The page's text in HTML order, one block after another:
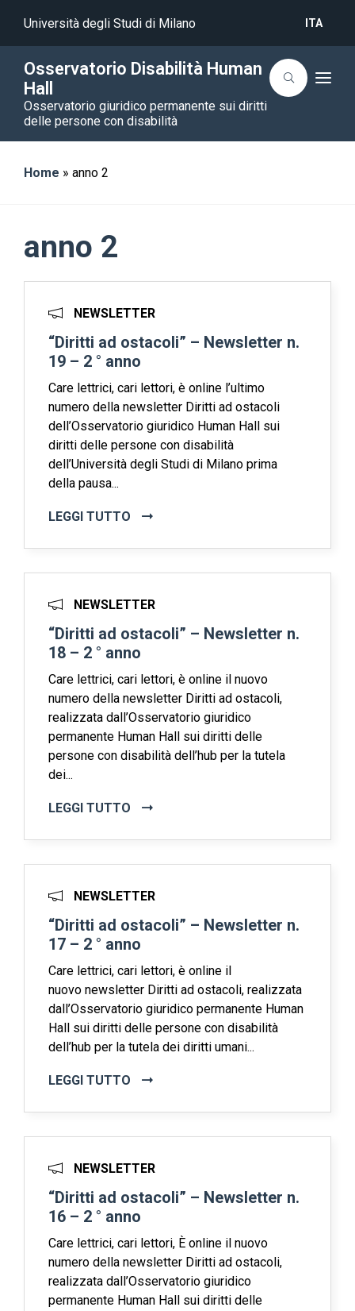
Università degli Studi di Milano ITA
Osservatorio Disabilità Human
Hall
Osservatorio giuridico permanente sui diritti
delle persone con disabilità
T
e
Home » anno 2
anno 2
NEWSLETTER
“Diritti ad ostacoli” – Newsletter n.
19 – 2 ° anno
Care lettrici, cari lettori, è online l’ultimo
numero della newsletter Diritti ad ostacoli
dell’Osservatorio giuridico Human Hall sui
diritti delle persone con disabilità
dell’Università degli Studi di Milano prima
della pausa...
LEGGI TUTTO
NEWSLETTER
“Diritti ad ostacoli” – Newsletter n.
18 – 2 ° anno
Care lettrici, cari lettori, è online il nuovo
numero della newsletter Diritti ad ostacoli,
realizzata dall’Osservatorio giuridico
permanente Human Hall sui diritti delle
persone con disabilità dell’hub per la tutela
dei...
LEGGI TUTTO
NEWSLETTER
“Diritti ad ostacoli” – Newsletter n.
17 – 2 ° anno
Care lettrici, cari lettori, è online il
nuovo newsletter Diritti ad ostacoli, realizzata
dall’Osservatorio giuridico permanente Human
Hall sui diritti delle persone con disabilità
dell’hub per la tutela dei diritti umani...
LEGGI TUTTO
NEWSLETTER
“Diritti ad ostacoli” – Newsletter n.
16 – 2 ° anno
Care lettrici, cari lettori, È online il nuovo
numero della newsletter Diritti ad ostacoli,
realizzata dall’Osservatorio giuridico
permanente Human Hall sui diritti delle